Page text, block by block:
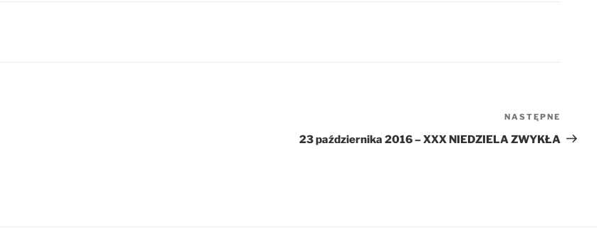
wpis
NASTĘPNE
23 października 2016 – XXX NIEDZIELA ZWYKŁA